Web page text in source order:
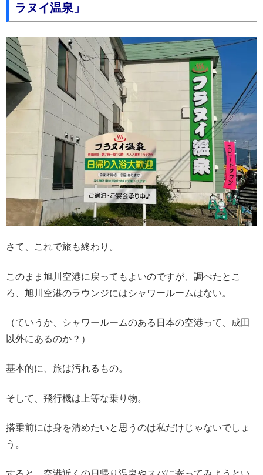
ラヌイ温泉」
さて、これで旅も終わり。
このまま旭川空港に戻ってもよいのですが、調べたとこ
ろ、旭川空港のラウンジにはシャワールームはない。
（ていうか、シャワールームのある日本の空港って、成田
以外にあるのか？）
基本的に、旅は汚れるもの。
そして、飛行機は上等な乗り物。
搭乗前には身を清めたいと思うのは私だけじゃないでしょ
う。